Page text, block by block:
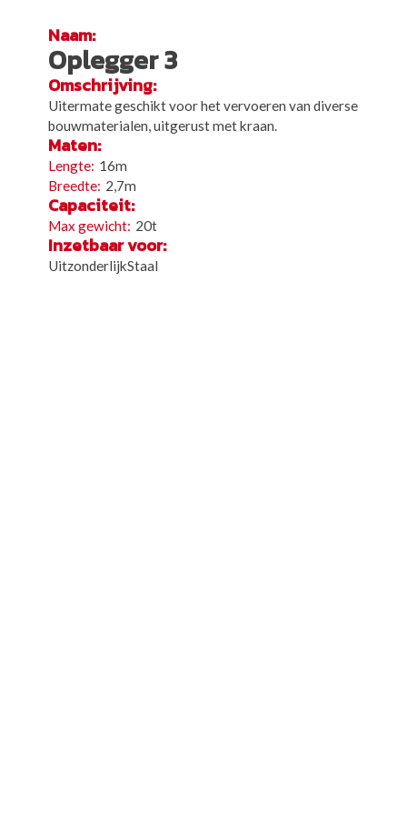
Naam:
Oplegger 3
Omschrijving:
Uitermate geschikt voor het vervoeren van diverse
bouwmaterialen, uitgerust met kraan.
Maten:
16m
2,7m
Capaciteit:
20t
Inzetbaar voor:
UitzonderlijkStaal